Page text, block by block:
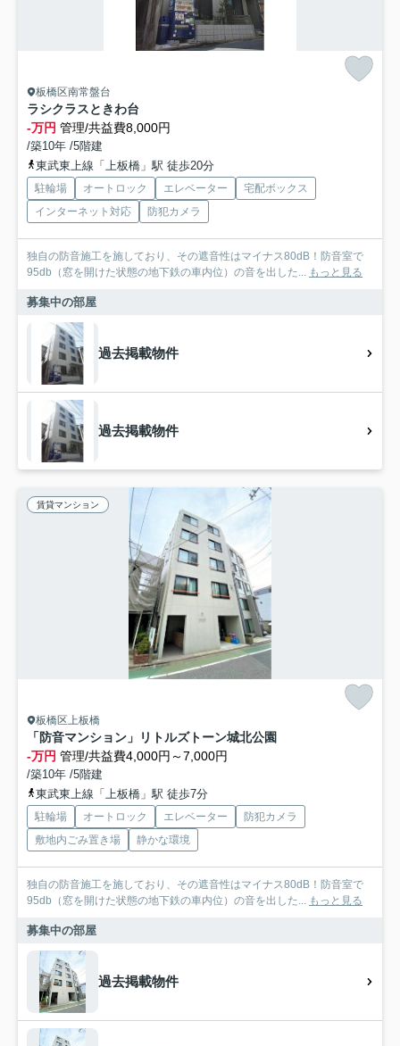
板橋区南常盤台
ラシクラスときわ台
-万円 管理/共益費8,000円
/築10年 /5階建
東武東上線「上板橋」駅 徒歩20分
駐輪場 オートロック エレベーター
宅配ボックス
インターネット対応
防犯カメラ
独自の防音施工を施しており、その遮音性はマイナス80dB！防音室で
95db（窓を開けた状態の地下鉄の車内位）の音を出した... もっと見る
募集中の部屋
過去掲載物件
過去掲載物件
賃貸マンション
板橋区上板橋
「防音マンション」リトルズトーン城北公園
-万円 管理/共益費4,000円～7,000円
/築10年 /5階建
東武東上線「上板橋」駅 徒歩7分
駐輪場 オートロック エレベーター
防犯カメラ
敷地内ごみ置き場
静かな環境
独自の防音施工を施しており、その遮音性はマイナス80dB！防音室で
95db（窓を開けた状態の地下鉄の車内位）の音を出した... もっと見る
募集中の部屋
過去掲載物件